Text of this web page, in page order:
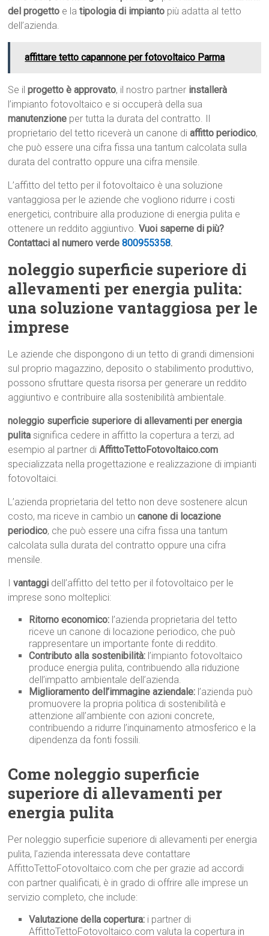
del progetto e latipologia di impianto più adatta al tetto
dell’azienda.
affittare tetto capannone per fotovoltaico Parma
Se ilprogetto è approvato, il nostro partner installerà
l’impianto fotovoltaico e si occuperà della sua
manutenzione per tutta la durata del contratto. Il
proprietario del tetto riceverà un canone diaffitto periodico,
che può essere una cifra fissa una tantum calcolata sulla
durata del contratto oppure una cifra mensile.
L’affitto del tetto per il fotovoltaico è una soluzione
vantaggiosa per le aziende che vogliono ridurre i costi
energetici, contribuire alla produzione di energia pulita e
ottenere un reddito aggiuntivo.Vuoi saperne di più?
Contattaci al numero verde800955358.
noleggio superficie superiore di
allevamenti per energia pulita:
una soluzione vantaggiosa per le
imprese
Le aziende che dispongono di un tetto di grandi dimensioni
sul proprio magazzino, deposito o stabilimento produttivo,
possono sfruttare questa risorsa per generare un reddito
aggiuntivo e contribuire alla sostenibilità ambientale.
noleggio superficie superiore di allevamenti per energia
pulita significa cedere in affitto la copertura a terzi, ad
esempio al partner diAffittoTettoFotovoltaico.com
specializzata nella progettazione e realizzazione di impianti
fotovoltaici.
L’azienda proprietaria del tetto non deve sostenere alcun
costo, ma riceve in cambio uncanone di locazione
periodico, che può essere una cifra fissa una tantum
calcolata sulla durata del contratto oppure una cifra
mensile.
Ivantaggi dell’affitto del tetto per il fotovoltaico per le
imprese sono molteplici:
Ritorno economico: l’azienda proprietaria del tetto
riceve un canone di locazione periodico, che può
rappresentare un importante fonte di reddito.
Contributo alla sostenibilità: l’impianto fotovoltaico
produce energia pulita, contribuendo alla riduzione
dell’impatto ambientale dell’azienda.
Miglioramento dell’immagine aziendale: l’azienda può
promuovere la propria politica di sostenibilità e
attenzione all’ambiente con azioni concrete,
contribuendo a ridurre l’inquinamento atmosferico e la
dipendenza da fonti fossili.
Come noleggio superficie
superiore di allevamenti per
energia pulita
Per noleggio superficie superiore di allevamenti per energia
pulita, l’azienda interessata deve contattare
AffittoTettoFotovoltaico.com che per grazie ad accordi
con partner qualificati, è in grado di offrire alle imprese un
servizio completo, che include:
Valutazione della copertura: i partner di
AffittoTettoFotovoltaico.com valuta la copertura in